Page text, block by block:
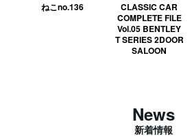
ねこno.136
CLASSIC CAR
COMPLETE FILE
Vol.05 BENTLEY
T SERIES 2DOOR
SALOON
News
新着情報